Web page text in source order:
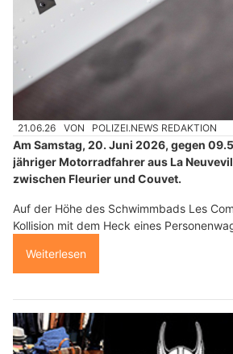
21.06.26 VON POLIZEI.NEWS REDAKTION
Am Samstag, 20. Juni 2026, gegen
jähriger Motorradfahrer aus La
zwischen Fleurier und Couvet.
Auf der Höhe des Schwimmbads Les
Kollision mit dem Heck eines
Weiterlesen